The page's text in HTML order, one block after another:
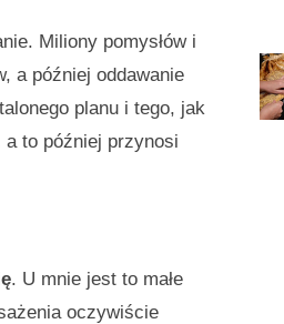
Miliony pomysłów i
a później oddawanie
planu i tego, jak
to później przynosi
. U mnie jest to małe
oczywiście